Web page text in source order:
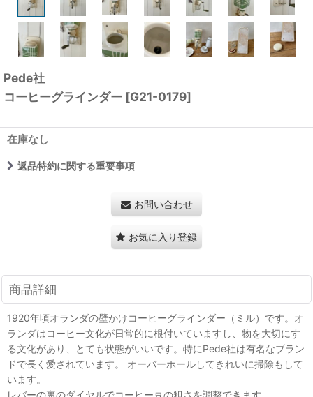
Pede社
コーヒーグラインダー [G21-0179]
在庫なし
返品特約に関する重要事項
お問い合わせ
お気に入り登録
商品詳細
1920年頃オランダの壁かけコーヒーグラインダー（ミル）です。オ
ランダはコーヒー文化が日常的に根付いていますし、物を大切にす
る文化があり、とても状態がいいです。特にPede社は有名なブラン
ドで長く愛されています。 オーバーホールしてきれいに掃除もして
います。